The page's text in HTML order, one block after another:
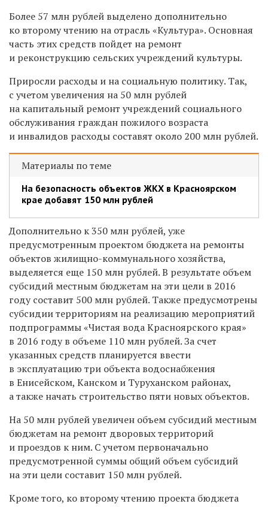
Более 57 млн рублей выделено дополнительно
ко второму чтению на отрасль «Культура». Основная
часть этих средств пойдет на ремонт
и реконструкцию сельских учреждений культуры.
Приросли расходы и на социальную политику. Так,
с учетом увеличения на 50 млн рублей
на капитальный ремонт учреждений социального
обслуживания граждан пожилого возраста
и инвалидов расходы составят около 200 млн рублей.
Материалы по теме
На безопасность объектов ЖКХ в Красноярском
крае добавят 150 млн рублей
Дополнительно к 350 млн рублей, уже
предусмотренным проектом бюджета на ремонты
объектов жилищно-коммунального хозяйства,
выделяется еще 150 млн рублей. В результате объем
субсидий местным бюджетам на эти цели в 2016
году составит 500 млн рублей. Также предусмотрены
субсидии территориям на реализацию мероприятий
подпрограммы «Чистая вода Красноярского края»
в 2016 году в объеме 110 млн рублей. За счет
указанных средств планируется ввести
в эксплуатацию три объекта водоснабжения
в Енисейском, Канском и Туруханском районах,
а также начать строительство пяти новых объектов.
На 50 млн рублей увеличен объем субсидий местным
бюджетам на ремонт дворовых территорий
и проездов к ним. С учетом первоначально
предусмотренной суммы общий объем субсидий
на эти цели составит 150 млн рублей.
Кроме того, ко второму чтению проекта бюджета